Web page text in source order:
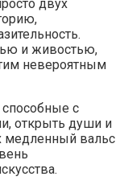
двух
и живостью,
невероятным
с
открыть души и
медленный вальс